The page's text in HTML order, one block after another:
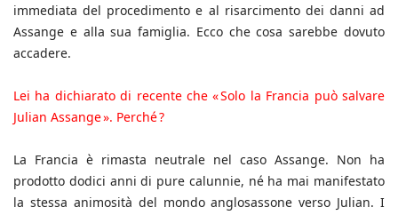
immediata del procedimento e al risarcimento dei danni ad
Assange e alla sua famiglia. Ecco che cosa sarebbe dovuto
accadere.
Lei ha dichiarato di recente che « Solo la Francia può salvare
Julian Assange ». Perché ?
La Francia è rimasta neutrale nel caso Assange. Non ha
prodotto dodici anni di pure calunnie, né ha mai manifestato
la stessa animosità del mondo anglosassone verso Julian. I